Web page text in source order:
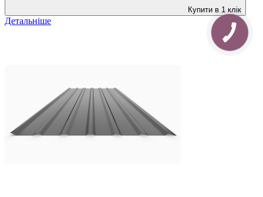
Купити в 1 клік
Детальніше